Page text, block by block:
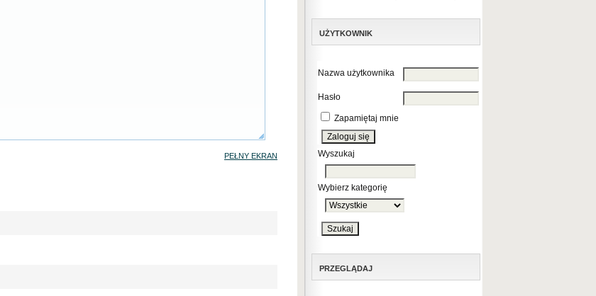
UŻYTKOWNIK
Nazwa użytkownika
Hasło
Zapamiętaj mnie
Wyszukaj
Wybierz kategorię
PRZEGLĄDAJ
PEŁNY EKRAN